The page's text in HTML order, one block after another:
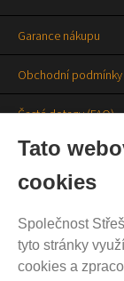
Tato
cookies
Společnost
tyto stránky
cookies a
Garance nákupu
Obchodní podmínky
Časté dotazy (FAQ)
Prodejny
Aktuality
Kontakty
Ochrana soukromí